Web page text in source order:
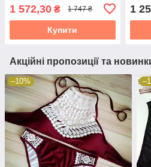
1 572,30 ₴ 1 747 ₴
Купити
1
Акційні пропозиції та
–10%